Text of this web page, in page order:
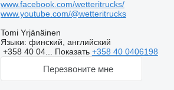
www.facebook.com/wetteritrucks/
www.youtube.com/@wetteritrucks
Tomi Yrjänäinen
Языки: финский, английский
+358 40 04... Показать +358 40 0406198
Перезвоните мне